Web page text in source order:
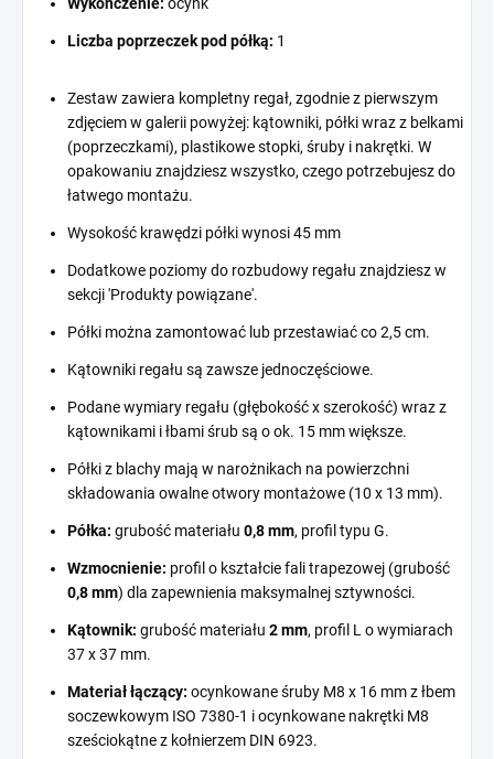
Liczba poprzeczek pod półką: 1
Zestaw zawiera kompletny regał, zgodnie z pierwszym
zdjęciem w galerii powyżej: kątowniki, półki wraz z belkami
(poprzeczkami), plastikowe stopki, śruby i nakrętki. W
opakowaniu znajdziesz wszystko, czego potrzebujesz do
łatwego montażu.
Wysokość krawędzi półki wynosi 45 mm
Dodatkowe poziomy do rozbudowy regału znajdziesz w
sekcji 'Produkty powiązane'.
Półki można zamontować lub przestawiać co 2,5 cm.
Kątowniki regału są zawsze jednoczęściowe.
Podane wymiary regału (głębokość x szerokość) wraz z
kątownikami i łbami śrub są o ok. 15 mm większe.
Półki z blachy mają w narożnikach na powierzchni
składowania owalne otwory montażowe (10 x 13 mm).
Półka: grubość materiału 0,8 mm, profil typu G.
Wzmocnienie: profil o kształcie fali trapezowej (grubość
0,8 mm) dla zapewnienia maksymalnej sztywności.
Kątownik: grubość materiału 2 mm, profil L o wymiarach
37 x 37 mm.
Materiał łączący: ocynkowane śruby M8 x 16 mm z łbem
soczewkowym ISO 7380-1 i ocynkowane nakrętki M8
sześciokątne z kołnierzem DIN 6923.